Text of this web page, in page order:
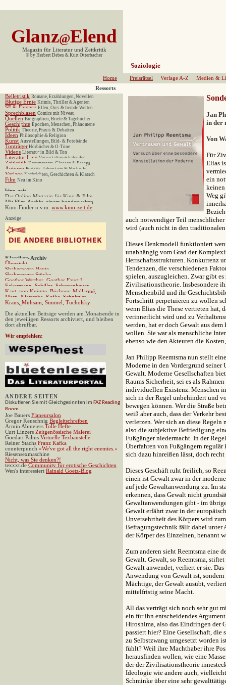
Glanz@Elend
Magazin für Literatur und Zeitkritik
© by Herbert Debes & Kurt Otterbacher
Soziologie
Home Preisrätsel Verlage A-Z
Medien &
Ressorts
Belletristik Romane, Erzählungen, Novellen
Blutige Ernte Krimis, Thriller & Agenten
SF & Fantasy Elfen, Orcs & fremde Welten
Sprechblasen Comics mit Niveau
Quellen Biographien, Briefe & Tagebücher
Geschichte Epochen, Menschen, Phänomene
Politik Theorie, Praxis & Debatten
Ideen Philosophie & Religion
Kunst Ausstellungen, Bild- & Fotobände
Tonträger Hörbücher & O-Töne
Videos Literatur in Bild & Ton
Literatur Live Veranstaltungskalender
Zeitkritik Kommentare, Glossen & Essays
Autoren Porträts, Jahrestage & Nachrufe
Verlage Nachrichten, Geschichten & Klatsch
Film Neu im Kino
kino-zeit
Das Online-Magazin für Kino & Film
Mit Film-Archiv, einem bundesweiten
Kino-Finder u.v.m.
www.kino-zeit.de
Anzeige
Klassiker-Archiv
Übersicht
Shakespeare Heute
Shakespeare Stücke
Goethes Werther, Goethes Faust I,
Eckermann,
Schiller, Schopenhauer,
Kant, von Knigge, Büchner, Mallarmé,
Marx
Nietzsche, Kafka, Schnitzler
Kraus Mühsam Simmel
Tucholsky
Die aktuellen Beiträge werden am Monatsende in
den jeweiligen Ressorts archiviert, und bleiben
dort abrufbar.
Wir empfehlen:
ANDERE SEITEN
Diskutieren Sie mit Gleichgesinnten im FAZ Reading
Room
Joe Bauers Flaneursalon
Gregor Keuschnig Begleitschreiben
Armin Abmeiers Tolle Hefte
Curt Linzers Zeitgenössische Malerei
Goedart Palms Virtuelle Texbaustelle
Reiner Stachs Franz Kafka
counterpunch »We've got all the right enemies.«
Riesensexmaschine
Nicht, was Sie denken?!
texxxt.de Community für erotische Geschichten
Wen's interessiert Rainald Goetz-Blog
Jan
in der
Von
Für
Elias
ein
keinen
Weg
auch notwendiger Teil
wird (auch nicht in den traditionalen
Dieses Denkmodell funktioniert
unabhängig vom Grad der
Herrschaftsstrukturen. Konkurrenz
Tendenzen, die verschiedenen
spielen, auszugleichen. Zwar gibt
Zivilisationstheorie. Insbesondere
Menschenbild und ihr
Fortschritt perpetuieren zu wollen
wenn Elias die These vertreten hat,
verinnerlicht wird und zu
werden, hat er doch Gewalt aus
wollen. Sie war als menschliche
ebenso wie den Akteuren die
Jan Philipp Reemtsma nun stellt
Moderne in den Vordergrund seiner
Gewalt. Moderne Gesellschaften
Raums Sicherheit, sei es als
individuellen Existenz. Menschen
sich in der Regel unbehindert und
bewegen können. Wer die Straße
weiß aber auch, dass der Verkehr
verletzen. Wer sich an diese
also die subjektive Befriedigung
Fußgänger niedermacht. In der
Überfahren von Fußgängern
sich dazu hinreißen lässt, doch
Dieses Geschäft ruht freilich, so
einen ist Gewalt zwar in der
auf jede Gewaltanwendung zu. Im
erkennen, dass Gewalt nicht
Gewaltanwendungen gibt - im
Gewalt erfährt zwar in der
Unversehrtheit des Körpers wird
Befragungstechnik fällt dabei unter
der Körper des Einzelnen, benannt
Zum anderen sieht Reemtsma eine
Gewalt. Gewalt, so Reemtsma,
Gewalt anwendet, verliert er sie.
Anwendung von Gewalt ist,
Mächtige, der Gewalt ausübt,
mittelfristig seine Macht.
All das verträgt sich noch sehr gut
ein für ihn entscheidendes
Hiroshima, also das Eindringen der
passiert hier? Eine Gesellschaft,
zu Selbstzwang umgesetzt worden
fühlt? Weil ihre Machthaber ihre
herausfinden wollen, wie eine
der der Zivilisationstheorie
Ideologie wie andere auch,
Schminke über eine sehr